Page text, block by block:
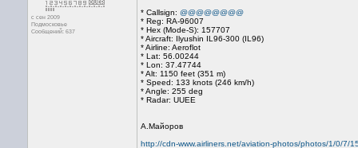
с сен 2009
Подмосковье
Сообщений: 637
* Callsign: @@@@@@@@
* Reg: RA-96007
* Hex (Mode-S): 157707
* Aircraft: Ilyushin IL96-300 (IL96)
* Airline: Aeroflot
* Lat: 56.00244
* Lon: 37.47744
* Alt: 1150 feet (351 m)
* Speed: 133 knots (246 km/h)
* Angle: 255 deg
* Radar: UUEE
А.Майоров
http://cdn-www.airliners.net/aviation-photos/photos/1/0/7/